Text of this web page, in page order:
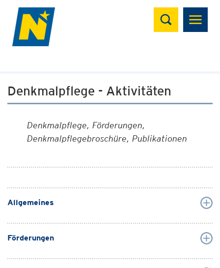
Suchen
Denkmalpflege - Aktivitäten
Denkmalpflege, Förderungen,
Denkmalpflegebroschüre, Publikationen
Allgemeines
Förderungen